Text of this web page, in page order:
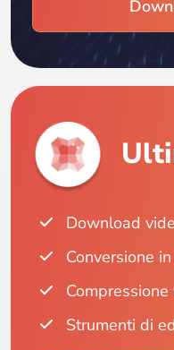
Download
Conversione
Strumenti di